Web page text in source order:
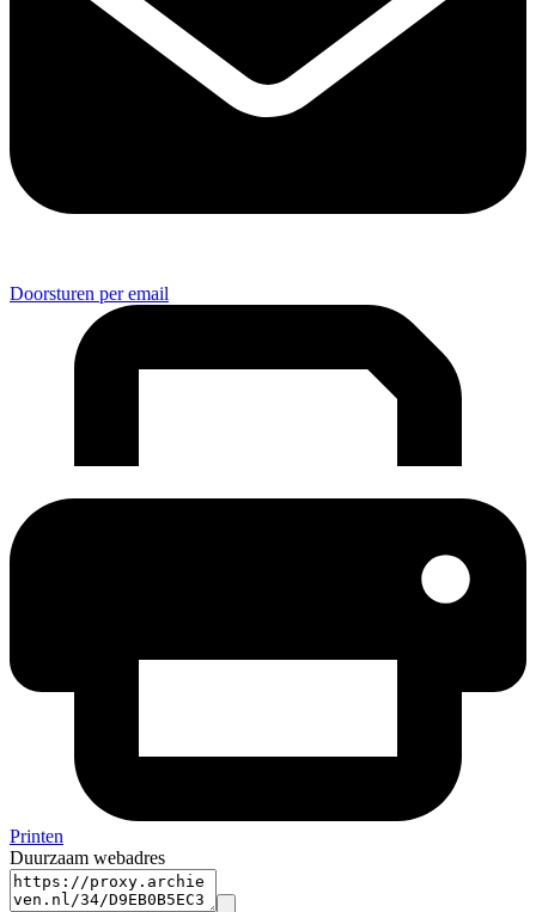
Doorsturen per email
Printen
Duurzaam webadres